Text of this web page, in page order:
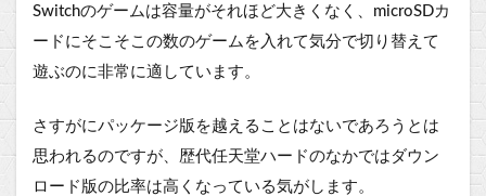
Switchのゲームは容量がそれほど大きくなく、microSDカ
ードにそこそこの数のゲームを入れて気分で切り替えて
遊ぶのに非常に適しています。
さすがにパッケージ版を越えることはないであろうとは
思われるのですが、歴代任天堂ハードのなかではダウン
ロード版の比率は高くなっている気がします。